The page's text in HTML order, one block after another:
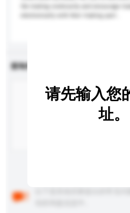
the trading community and encourage
查询内容
请先输入您
址。